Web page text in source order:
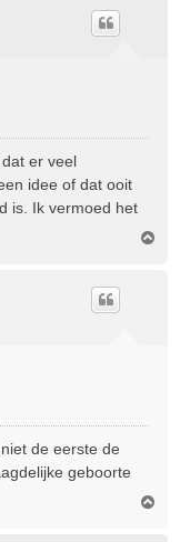
er veel
idee of dat ooit
is. Ik vermoed het
de eerste de
geboorte